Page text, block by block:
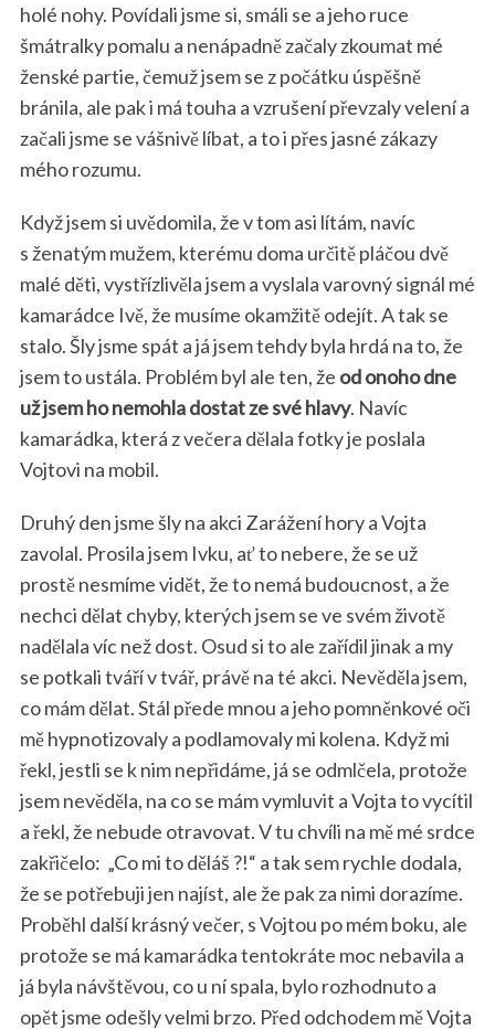
holé nohy. Povídali jsme si, smáli se a jeho ruce
šmátralky pomalu a nenápadně začaly zkoumat mé
ženské partie, čemuž jsem se z počátku úspěšně
bránila, ale pak i má touha a vzrušení převzaly velení a
začali jsme se vášnivě líbat, a to i přes jasné zákazy
mého rozumu.
Když jsem si uvědomila, že v tom asi lítám, navíc
s ženatým mužem, kterému doma určitě pláčou dvě
malé děti, vystřízlivěla jsem a vyslala varovný signál mé
kamarádce Ivě, že musíme okamžitě odejít. A tak se
stalo. Šly jsme spát a já jsem tehdy byla hrdá na to, že
jsem to ustála. Problém byl ale ten, že od onoho dne
už jsem ho nemohla dostat ze své hlavy. Navíc
kamarádka, která z večera dělala fotky je poslala
Vojtovi na mobil.
Druhý den jsme šly na akci Zarážení hory a Vojta
zavolal. Prosila jsem Ivku, ať to nebere, že se už
prostě nesmíme vidět, že to nemá budoucnost, a že
nechci dělat chyby, kterých jsem se ve svém životě
nadělala víc než dost. Osud si to ale zařídil jinak a my
se potkali tváří v tvář, právě na té akci. Nevěděla jsem,
co mám dělat. Stál přede mnou a jeho pomněnkové oči
mě hypnotizovaly a podlamovaly mi kolena. Když mi
řekl, jestli se k nim nepřidáme, já se odmlčela, protože
jsem nevěděla, na co se mám vymluvit a Vojta to vycítil
a řekl, že nebude otravovat. V tu chvíli na mě mé srdce
zakřičelo: „Co mi to děláš ?!“ a tak sem rychle dodala,
že se potřebuji jen najíst, ale že pak za nimi dorazíme.
Proběhl další krásný večer, s Vojtou po mém boku, ale
protože se má kamarádka tentokráte moc nebavila a
já byla návštěvou, co u ní spala, bylo rozhodnuto a
opět jsme odešly velmi brzo. Před odchodem mě Vojta